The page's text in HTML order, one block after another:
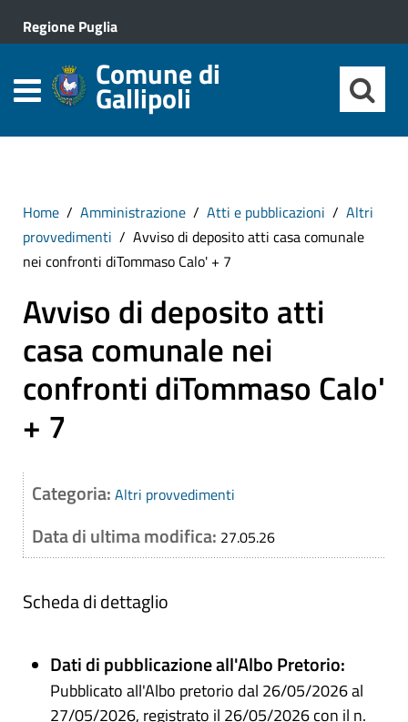
Regione Puglia
Comune di
Gallipoli
Home Amministrazione Atti e pubblicazioni
Altri
provvedimenti
Avviso di deposito atti casa comunale
nei confronti diTommaso Calo' + 7
Avviso di deposito atti
casa comunale nei
confronti diTommaso Calo'
+ 7
Categoria: Altri provvedimenti
Data di ultima modifica: 27.05.26
Scheda di dettaglio
Dati di pubblicazione all'Albo Pretorio:
Pubblicato all'Albo pretorio dal 26/05/2026 al
27/05/2026, registrato il 26/05/2026 con il n.